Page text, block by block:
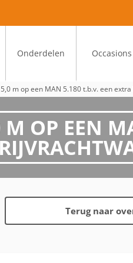
Onderdelen Occasions
m op een MAN 5.180 t.b.v. een
OP EEN
Terug naar